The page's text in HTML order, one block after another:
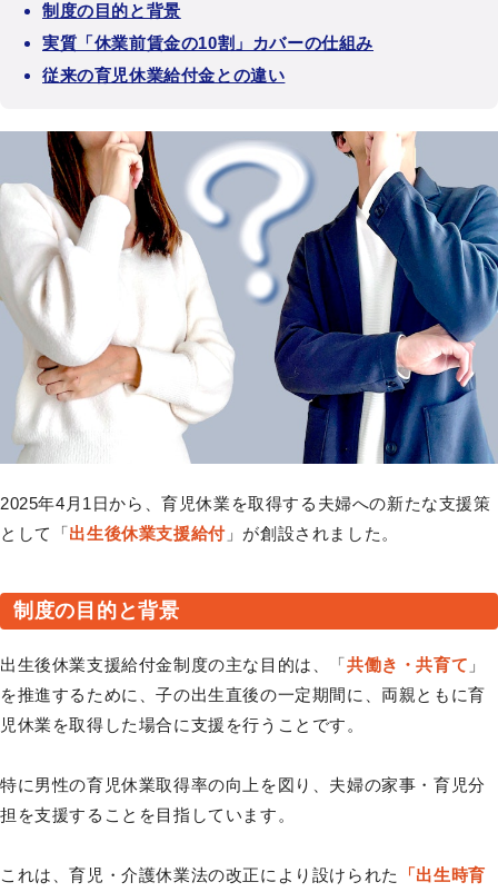
制度の目的と背景
実質「休業前賃金の10割」カバーの仕組み
従来の育児休業給付金との違い
2025年4月1日から、育児休業を取得する夫婦への新たな支援策
として「出生後休業支援給付」が創設されました。
制度の目的と背景
出生後休業支援給付金制度の主な目的は、「共働き・共育て 」
を推進するために、子の出生直後の一定期間に、両親ともに育
児休業を取得した場合に支援を行うことです。
特に男性の育児休業取得率の向上を図り、夫婦の家事・育児分
担を支援することを目指しています。
これは、育児・介護休業法の改正により設けられた 「出生時育